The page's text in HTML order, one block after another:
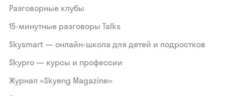
Разговорные клубы
15‑минутные разговоры Talks
Skysmart — онлайн-школа для детей и подростков
Skypro — курсы и профессии
Журнал «Skyeng Magazine»